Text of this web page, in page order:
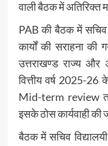
वाली बैठक में अतिरिक्त
PAB की बैठक में सचिव
कार्यों की सराहना की
उत्तराखण्ड राज्य
वित्तीय वर्ष 2025-
Mid-term review
इसके ठोस कार्यवाही की
बैठक में सचिव विद्यालयी